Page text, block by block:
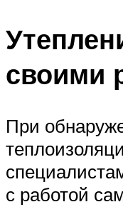
своими
При
с работой